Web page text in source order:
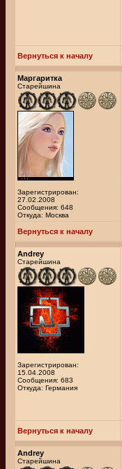
Вернуться к началу
Маргаритка
Старейшина
Зарегистрирован:
27.02.2008
Сообщения: 648
Откуда: Москва
Вернуться к началу
Andrey
Старейшина
Зарегистрирован:
15.04.2008
Сообщения: 683
Откуда: Германия
Вернуться к началу
Andrey
Старейшина